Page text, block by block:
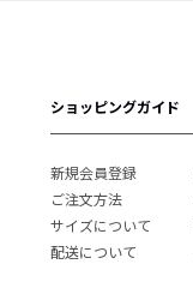
ショッピングガイド
新規会員登録
ご注文方法
サイズについて
配送について